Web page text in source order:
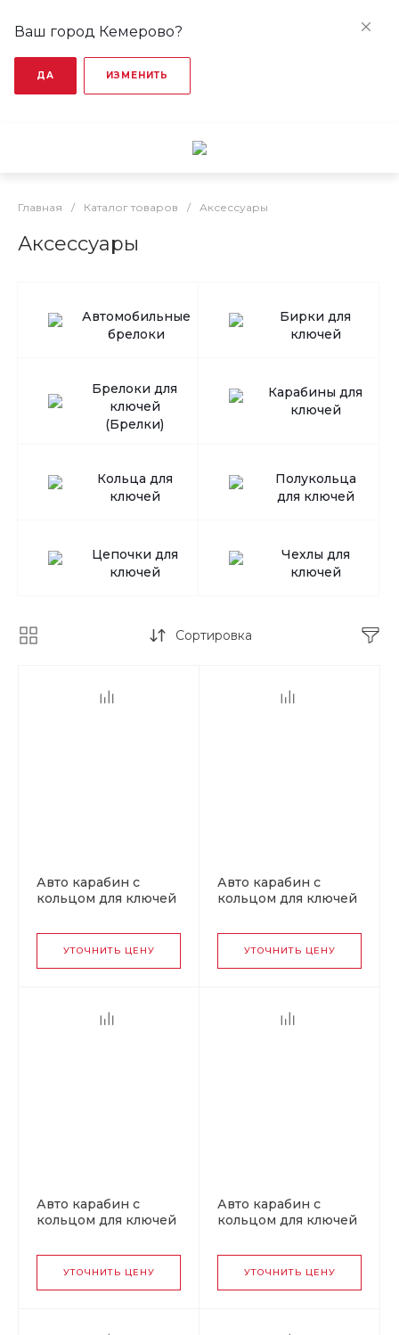
Ваш город Кемерово?
ДА ИЗМЕНИТЬ
Главная / Каталог товаров / Аксессуары
Аксессуары
Автомобильные
брелоки
Бирки для
ключей
Брелоки для
ключей
(Брелки)
Карабины для
ключей
Кольца для
ключей
Полукольца
для ключей
Цепочки для
ключей
Чехлы для
ключей
Сортировка
Авто карабин с
кольцом для ключей
УТОЧНИТЬ ЦЕНУ
Авто карабин с
кольцом для ключей
УТОЧНИТЬ ЦЕНУ
Авто карабин с
кольцом для ключей
УТОЧНИТЬ ЦЕНУ
Авто карабин с
кольцом для ключей
УТОЧНИТЬ ЦЕНУ